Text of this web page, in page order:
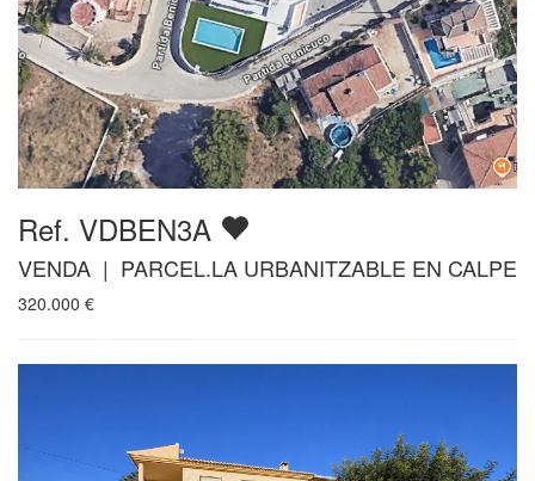
Ref. VDBEN3A
VENDA | PARCEL.LA URBANITZABLE EN CALPE
320.000 €